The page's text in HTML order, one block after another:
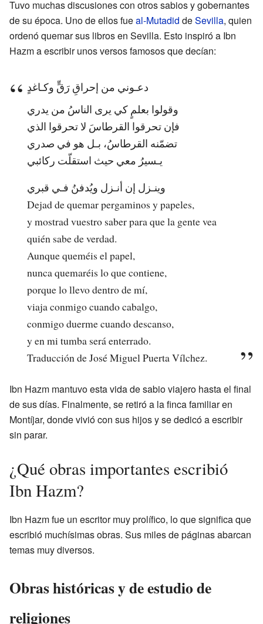
Tuvo muchas discusiones con otros sabios y gobernantes
de su época. Uno de ellos fueal-Mutadid deSevilla, quien
ordenó quemar sus libros en Sevilla. Esto inspiró a Ibn
Hazm a escribir unos versos famosos que decían:
دعـوني من إحراقِ رَقٍّ وكـاغدٍ
وقولوا بعلمٍ كي يرى الناسُ من يدري
فإن تحرقوا القرطاسَ لا تحرقوا الذي
تضمّنه القرطاسُ، بـل هو في صدري
يـسيرُ معي حيث استقلّت ركائبي
وينـزل إن أنـزل ويُدفنُ فـي قبري
Dejad de quemar pergaminos y papeles,
y mostrad vuestro saber para que la gente vea
quién sabe de verdad.
Aunque queméis el papel,
nunca quemaréis lo que contiene,
porque lo llevo dentro de mí,
viaja conmigo cuando cabalgo,
conmigo duerme cuando descanso,
y en mi tumba será enterrado.
Traducción de José Miguel Puerta Vílchez.
Ibn Hazm mantuvo esta vida de sabio viajero hasta el final
de sus días. Finalmente, se retiró a la finca familiar en
Montíjar, donde vivió con sus hijos y se dedicó a escribir
sin parar.
¿Qué obras importantes escribió
Ibn Hazm?
Ibn Hazm fue un escritor muy prolífico, lo que significa que
escribió muchísimas obras. Sus miles de páginas abarcan
temas muy diversos.
Obras históricas y de estudio de
religiones